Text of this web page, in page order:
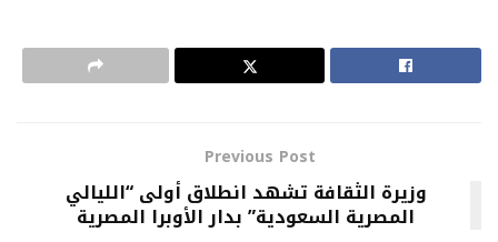
Previous Post
وزيرة الثقافة تشهد انطلاق أولى “الليالي
المصرية السعودية” بدار الأوبرا المصرية